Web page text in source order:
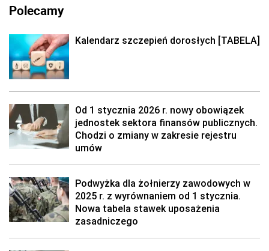
Polecamy
Kalendarz szczepień dorosłych [TABELA]
Od 1 stycznia 2026 r. nowy obowiązek
jednostek sektora finansów publicznych.
Chodzi o zmiany w zakresie rejestru
umów
Podwyżka dla żołnierzy zawodowych w
2025 r. z wyrównaniem od 1 stycznia.
Nowa tabela stawek uposażenia
zasadniczego